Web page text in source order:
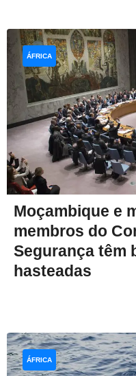
Moçambique e
membros do
Segurança têm
hasteadas
ÁFRICA
ÁFRICA